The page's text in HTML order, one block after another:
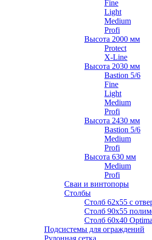
Fine
Light
Medium
Profi
Высота 2000 мм
Protect
X-Line
Высота 2030 мм
Bastion 5/6
Fine
Light
Medium
Profi
Высота 2430 мм
Bastion 5/6
Medium
Profi
Высота 630 мм
Medium
Profi
Сваи и винтопоры
Столбы
Cтолб 62х55 с
Cтолб 90х55
Столб 60х40 Optima
Подсистемы для ограждений
Рулонная сетка